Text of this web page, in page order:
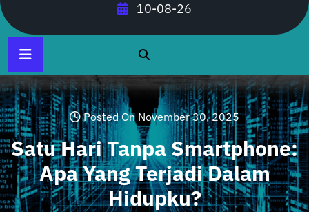
10-08-26
Posted On November 30, 2025
Satu Hari Tanpa Smartphone:
Apa Yang Terjadi Dalam
Hidupku?